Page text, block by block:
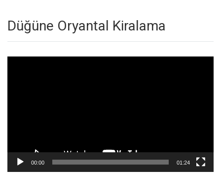
Düğüne Oryantal Kiralama
00:00 01:24